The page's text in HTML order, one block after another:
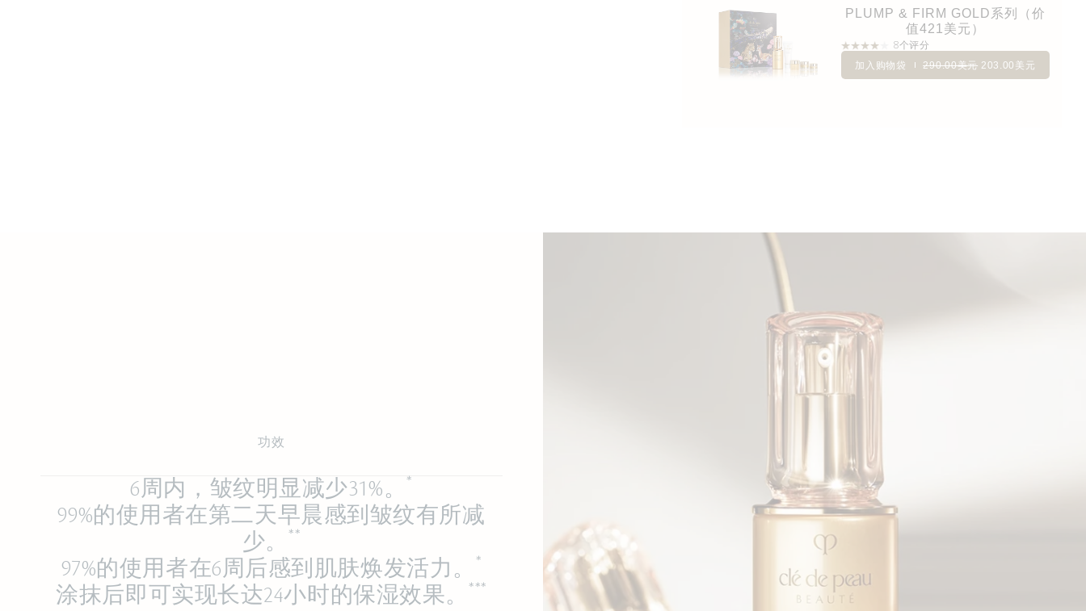
PLUMP & FIRM GOLD系列（价
值421美元）
8个评分
加入购物袋 290.00美元 203.00美元
功效
6周内，皱纹明显减少31%。 *
99%的使用者在第二天早晨感到皱纹有所减
少。
**
97%的使用者在6周后感到肌肤焕发活力。 *
涂抹后即可实现长达24小时的保湿效果。 ***